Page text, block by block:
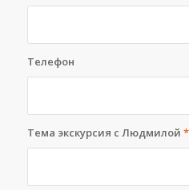
Телефон
Тема экскурсия с Людмилой *